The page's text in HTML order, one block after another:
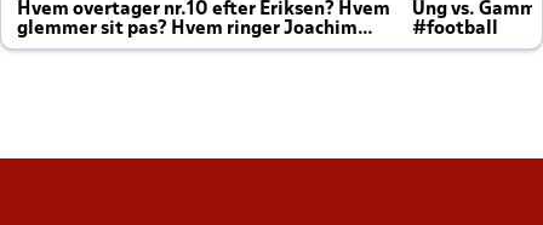
Hvem overtager nr.10 efter Eriksen? Hvem
glemmer sit pas? Hvem ringer Joachim
altid til efter kampe?
Ung vs.
#football